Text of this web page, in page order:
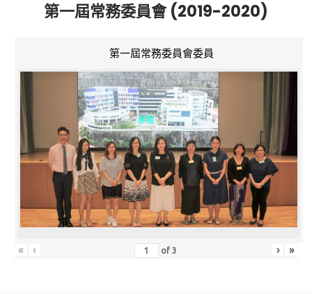
第一屆常務委員會 (2019-2020)
第一屆常務委員會委員
« ‹ of3 › »